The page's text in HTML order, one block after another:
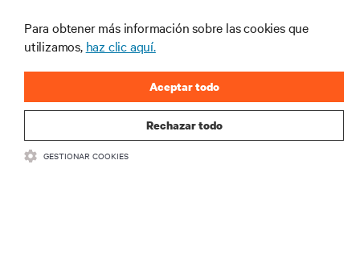
CORPORATIVO
SÍGANOS
Para obtener más información sobre las cookies que
utilizamos, haz clic aquí.
Rechazar todo
Aceptar todo
GESTIONAR COOKIES